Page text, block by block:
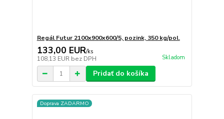
Regál Futur 2100x900x600/5, pozink, 350 kg/pol.
133,00 EUR/ks
108,13 EUR bez DPH Skladom
Pridať do košíka
Doprava ZADARMO